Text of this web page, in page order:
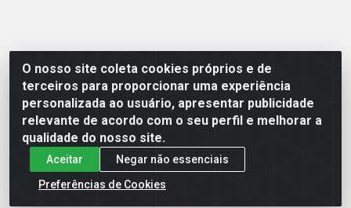
O nosso site coleta cookies próprios e de
terceiros para proporcionar uma experiência
personalizada ao usuário, apresentar publicidade
relevante de acordo com o seu perfil e melhorar a
qualidade do nosso site.
Aceitar
Negar não essenciais
Preferências de Cookies
Opção Atacadista - Setor De Industria Qi 21 Lt 23 A 41,
SN - Setor Industrial (Ceilândia), Brasília/DF - CEP
72265-210 - CNPJ 17.244.285/0001-09